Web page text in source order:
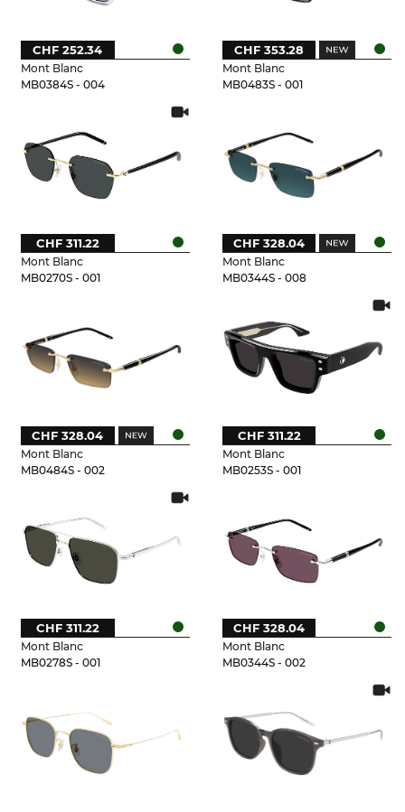
Mont Blanc
MB0384S - 004
CHF 252.34
Mont Blanc
MB0483S - 001
CHF 353.28
Mont Blanc
MB0270S - 001
CHF 311.22
Mont Blanc
MB0344S - 008
CHF 328.04
Mont Blanc
MB0484S - 002
CHF 328.04
Mont Blanc
MB0253S - 001
CHF 311.22
Mont Blanc
MB0278S - 001
CHF 311.22
Mont Blanc
MB0344S - 002
CHF 328.04